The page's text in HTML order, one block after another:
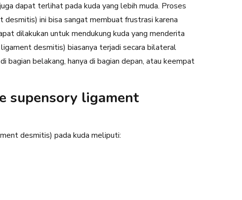
dapat terlihat pada kuda yang lebih muda. Proses
ini bisa sangat membuat frustrasi karena
dilakukan untuk mendukung kuda yang menderita
desmitis) biasanya terjadi secara bilateral
bagian belakang, hanya di bagian depan, atau keempat
supensory ligament
desmitis) pada kuda meliputi: